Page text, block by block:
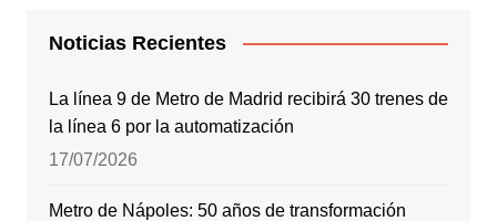
Noticias Recientes
La línea 9 de Metro de Madrid recibirá 30 trenes de
la línea 6 por la automatización
17/07/2026
Metro de Nápoles: 50 años de transformación